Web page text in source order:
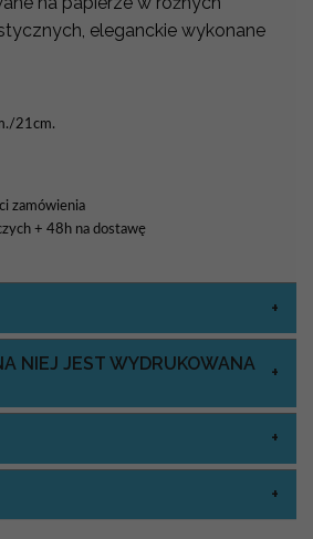
eleganckie wykonane
21cm.
zamówienia
+ 48h na dostawę
NIEJ JEST WYDRUKOWANA